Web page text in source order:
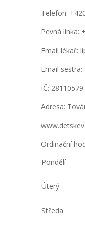
Telefon:
Pevná linka:
Email lékař:
Email
IČ: 28110579
Adresa:
Ordinační
Pondělí
Úterý
Středa